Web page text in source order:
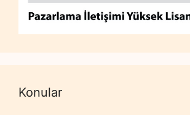
Konular